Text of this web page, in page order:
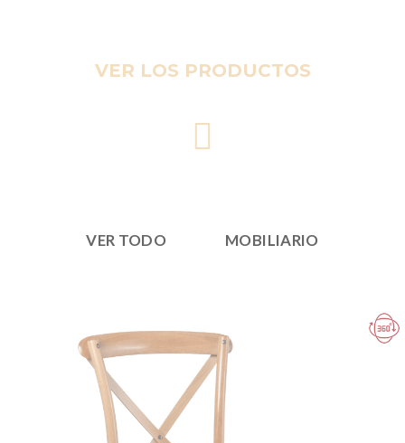
VER LOS PRODUCTOS
VER TODO MOBILIARIO